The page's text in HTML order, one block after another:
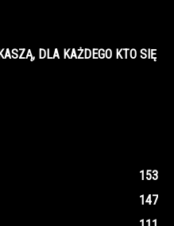
DLA KAŻDEGO KTO SIĘ
153
147